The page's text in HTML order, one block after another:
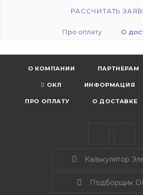
РАССЧИТАТЬ
Про оплату О
О КОМПАНИИ ПАРТНЕРАМ
ОКЛ ИНФОРМАЦИЯ
ПРО ОПЛАТУ О ДОСТАВКЕ
Калькулятор
Подборщик